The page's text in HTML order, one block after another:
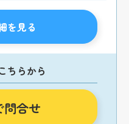
を見る
ちらから
問合せ